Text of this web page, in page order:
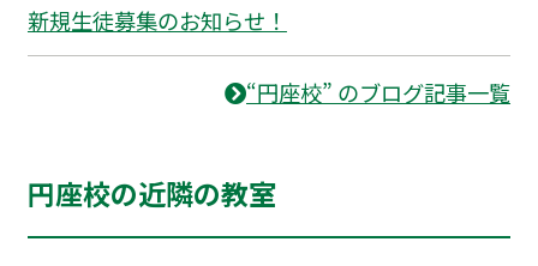
新規生徒募集のお知らせ！
“円座校” のブログ記事一覧
円座校の近隣の教室